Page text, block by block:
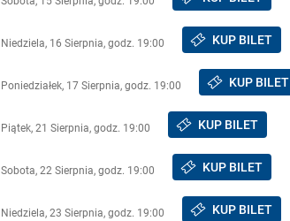
Niedziela, 16 Sierpnia, godz. 19:00 KUP BILET
Poniedziałek, 17 Sierpnia, godz. 19:00 KUP BILET
Piątek, 21 Sierpnia, godz. 19:00 KUP BILET
Sobota, 22 Sierpnia, godz. 19:00 KUP BILET
Niedziela, 23 Sierpnia, godz. 19:00 KUP BILET